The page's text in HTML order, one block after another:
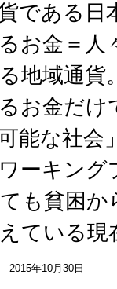
である日
お金＝人
地域通貨
お金だけ
可能な社
ーキング
も貧困
ている
2015年10月30日